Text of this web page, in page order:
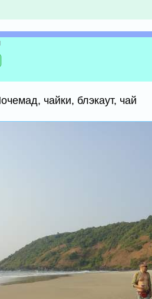
чайки, блэкаут, чай